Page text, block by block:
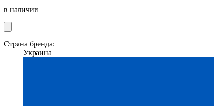
в наличии
Страна бренда:
Украина